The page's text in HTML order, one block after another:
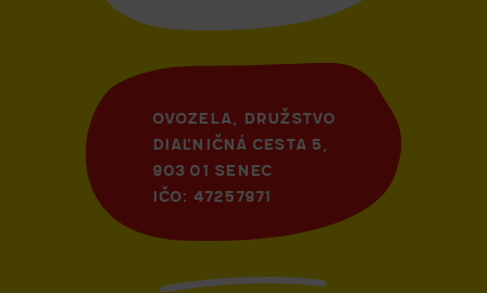
OVOZELA, DRUŽSTVO
DIAĽNIČNÁ CESTA 5,
903 01 SENEC
IČO: 47257971